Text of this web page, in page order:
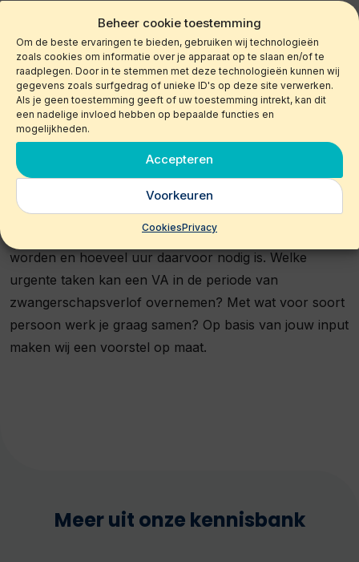
Beheer cookie toestemming
Om de beste ervaringen te bieden, gebruiken wij technologieën
zoals cookies om informatie over je apparaat op te slaan en/of te
raadplegen. Door in te stemmen met deze technologieën kunnen wij
gegevens zoals surfgedrag of unieke ID's op deze site verwerken.
Als je geen toestemming geeft of uw toestemming intrekt, kan dit
een nadelige invloed hebben op bepaalde functies en
mogelijkheden.
Accepteren
Voorkeuren
CookiesPrivacy
Samen bespreken we jouw situatie, zodat wij
gericht kunnen selecteren.
Valt je secretaresse uit door meer dan alleen verlof?
Lees hoe je bij eensecretaresse tijdelijk uitgevallen
snel vervanging regelt met een VA.
Plan nu een verkennend gesprek
In een verkennend gesprek kun je
jouw wensen uitspreken. Stel alvast een lijst op van de
taken die door een vervanger opgepakt moeten
worden en hoeveel uur daarvoor nodig is. Welke
urgente taken kan een VA in de periode van
zwangerschapsverlof overnemen? Met wat voor soort
persoon werk je graag samen? Op basis van jouw input
maken wij een voorstel op maat.
Meer uit onze kennisbank